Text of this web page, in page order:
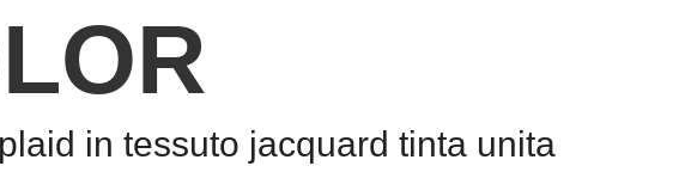
in tessuto jacquard tinta unita